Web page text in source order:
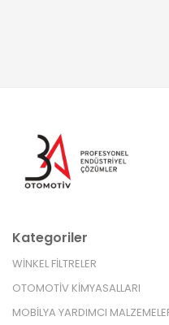
Kategoriler
WİNKEL FİLTRELER
OTOMOTİV KİMYASALLARI
MOBİLYA YARDIMCI